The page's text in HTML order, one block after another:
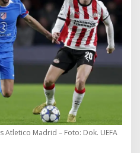
Atletico Madrid – Foto: Dok. UEFA